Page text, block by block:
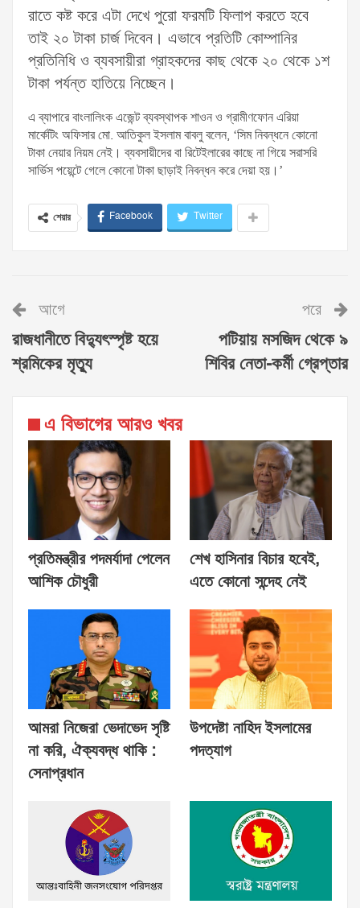
রাতে কষ্ট করে এটা দেখে পুরো ফরমটি ফিলাপ করতে হবে
তাই ২০ টাকা চার্জ দিবেন। এভাবে প্রতিটি কোম্পানির
প্রতিনিধি ও ব্যবসায়ীরা গ্রাহকদের কাছ থেকে ২০ থেকে ১শ
টাকা পর্যন্ত হাতিয়ে নিচ্ছেন।
এ ব্যাপারে বাংলালিংক এজেন্ট ব্যবস্থাপক শাওন ও গ্রামীণফোন এরিয়া
মার্কেটিং অফিসার মো. আতিকুল ইসলাম বাবলু বলেন, ‘সিম নিবন্ধনে কোনো
টাকা নেয়ার নিয়ম নেই। ব্যবসায়ীদের বা রিটেইলারের কাছে না গিয়ে সরাসরি
সার্ভিস পয়েন্টে গেলে কোনো টাকা ছাড়াই নিবন্ধন করে দেয়া হয়।’
শেয়ার Facebook Twitter
আগে
রাজধানীতে বিদ্যুৎস্পৃষ্ট হয়ে
শ্রমিকের মৃত্যু
পরে
পটিয়ায় মসজিদ থেকে ৯
শিবির নেতা-কর্মী গ্রেপ্তার
এ বিভাগের আরও খবর
প্রতিমন্ত্রীর পদমর্যাদা পেলেন
আশিক চৌধুরী
শেখ হাসিনার বিচার হবেই,
এতে কোনো সন্দেহ নেই
আমরা নিজেরা ভেদাভেদ সৃষ্টি
না করি, ঐক্যবদ্ধ থাকি :
সেনাপ্রধান
উপদেষ্টা নাহিদ ইসলামের
পদত্যাগ